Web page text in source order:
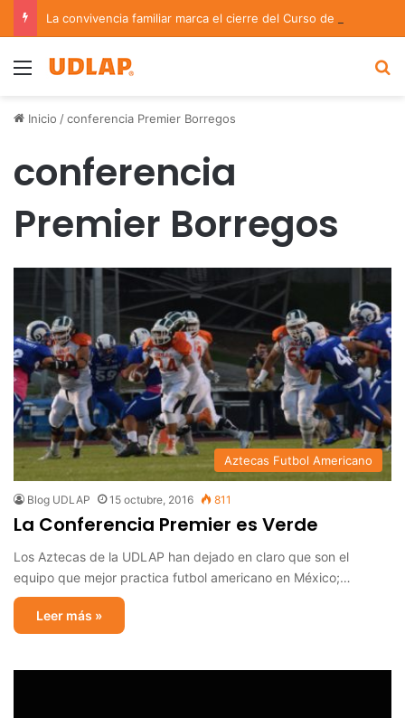
Menu
Inicio /conferencia Premier Borregos
conferencia
Premier Borregos
Aztecas Futbol Americano
Blog UDLAP 15 octubre, 2016 811
La Conferencia Premier es Verde
Los Aztecas de la UDLAP han dejado en claro que son el
equipo que mejor practica futbol americano en México;…
Leer más »